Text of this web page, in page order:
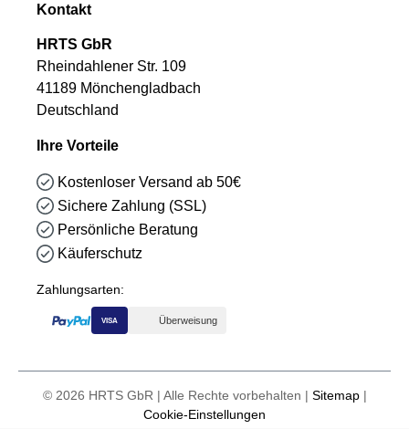
Kontakt
HRTS GbR
Rheindahlener Str. 109
41189 Mönchengladbach
Deutschland
Ihre Vorteile
Kostenloser Versand ab 50€
Sichere Zahlung (SSL)
Persönliche Beratung
Käuferschutz
Zahlungsarten:
VISA Überweisung
© 2026 HRTS GbR | Alle Rechte vorbehalten | Sitemap|
Cookie-Einstellungen